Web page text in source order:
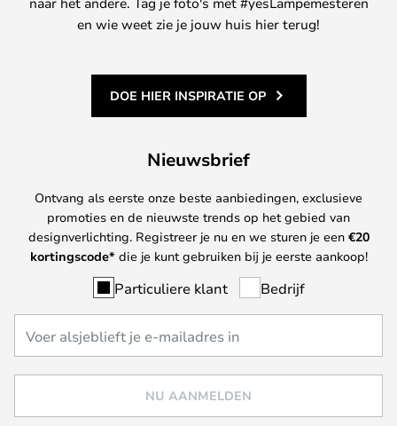
en wie weet zie je jouw huis hier terug!
DOE HIER INSPIRATIE OP
Nieuwsbrief
Ontvang als eerste onze beste aanbiedingen, exclusieve
promoties en de nieuwste trends op het gebied van
designverlichting. Registreer je nu en we sturen je een €20
kortingscode* die je kunt gebruiken bij je eerste aankoop!
Particuliere klant Bedrijf
NU AANMELDEN